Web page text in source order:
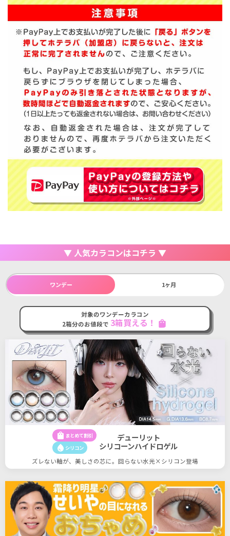
▼ 人気カラコンはコチラ ▼
ワンデー 1ヶ月
対象のワンデーカラコン
2箱分のお値段で 3箱買える！ shopping_bag
shopping_bag まとめて割引
water_drop シリコン
デューリット
シリコーンハイドロゲル
ズレない軸が、美しさの芯に。回らない水光×シリコン登場